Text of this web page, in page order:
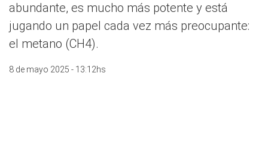
abundante, es mucho más potente y está
jugando un papel cada vez más preocupante:
el metano (CH4).
8 de mayo 2025 - 13:12hs